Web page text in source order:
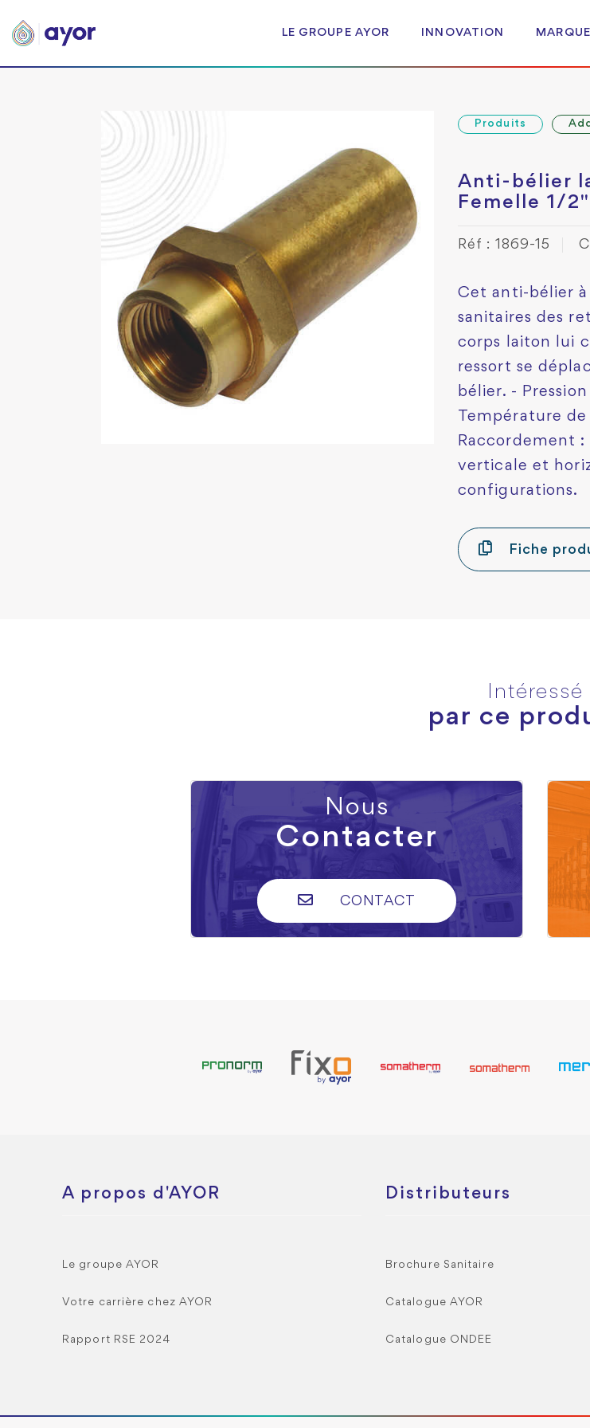
LE GROUPE AYOR INNOVATION
Produits
Anti-bélier
Femelle 1/
Réf : 1869-15
Cet anti-bélier
sanitaires des
corps laiton lui
ressort se
bélier. -
Température
Raccordement :
verticale et
configurations.
Fiche
Intéressé
par ce
Nous
Contacter
CONTACT
A propos d'AYOR
Le groupe AYOR
Votre carrière chez AYOR
Rapport RSE 2024
Distributeurs
Brochure Sanitaire
Catalogue AYOR
Catalogue ONDEE